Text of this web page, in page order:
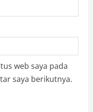
web saya pada
saya berikutnya.